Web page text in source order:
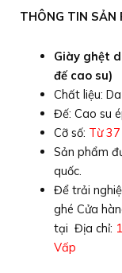
THÔNG TIN SẢN
Giày ghệt
đế cao su)
Chất liệu:
Đế: Cao su
Cỡ số: Từ
Sản phẩm
quốc.
Để trải
ghé Cửa
tại Địa chỉ:
Vấp